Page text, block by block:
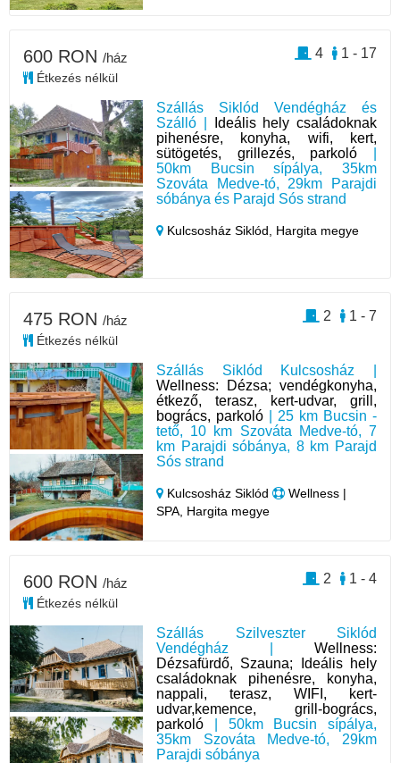
Szállás Siklód Vendégház és
Szálló |
Ideális hely családoknak
pihenésre, konyha, wifi, kert,
sütögetés, grillezés, parkoló
50km Bucsin sípálya, 35km
Szováta Medve-tó, 29km Parajdi
sóbánya és Parajd Sós strand
Kulcsosház Siklód, Hargita megye
600 RON /ház
Étkezés nélkül
1 - 17
4
Szállás Siklód Kulcsosház |
Wellness: Dézsa; vendégkonyha,
étkező, terasz, kert-udvar, grill,
bogrács, parkoló | 25 km Bucsin -
tető, 10 km Szováta Medve-tó, 7
km Parajdi sóbánya, 8 km Parajd
Sós strand
Kulcsosház Siklód
Wellness |
SPA, Hargita megye
475 RON /ház
Étkezés nélkül
1 - 7
2
Szállás Szilveszter Siklód
Vendégház | Wellness:
Dézsafürdő, Szauna; Ideális hely
családoknak pihenésre, konyha,
nappali, terasz, WIFI, kert-
udvar,kemence, grill-bogrács,
parkoló | 50km Bucsin sípálya,
35km Szováta Medve-tó, 29km
Parajdi sóbánya
600 RON /ház
Étkezés nélkül
1 - 4
2